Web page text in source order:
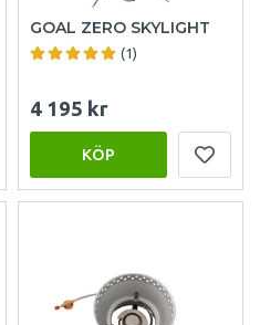
GOAL ZERO SKYLIGHT
(1)
4 195 kr
KÖP